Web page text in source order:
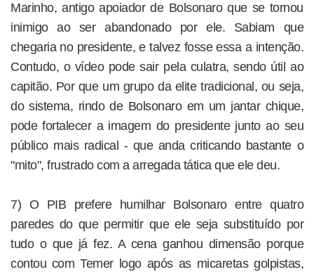
Marinho, antigo apoiador de Bolsonaro que se tornou
inimigo ao ser abandonado por ele. Sabiam que
chegaria no presidente, e talvez fosse essa a intenção.
Contudo, o vídeo pode sair pela culatra, sendo útil ao
capitão. Por que um grupo da elite tradicional, ou seja,
do sistema, rindo de Bolsonaro em um jantar chique,
pode fortalecer a imagem do presidente junto ao seu
público mais radical - que anda criticando bastante o
"mito", frustrado com a arregada tática que ele deu.
7) O PIB prefere humilhar Bolsonaro entre quatro
paredes do que permitir que ele seja substituído por
tudo o que já fez. A cena ganhou dimensão porque
contou com Temer logo após as micaretas golpistas,